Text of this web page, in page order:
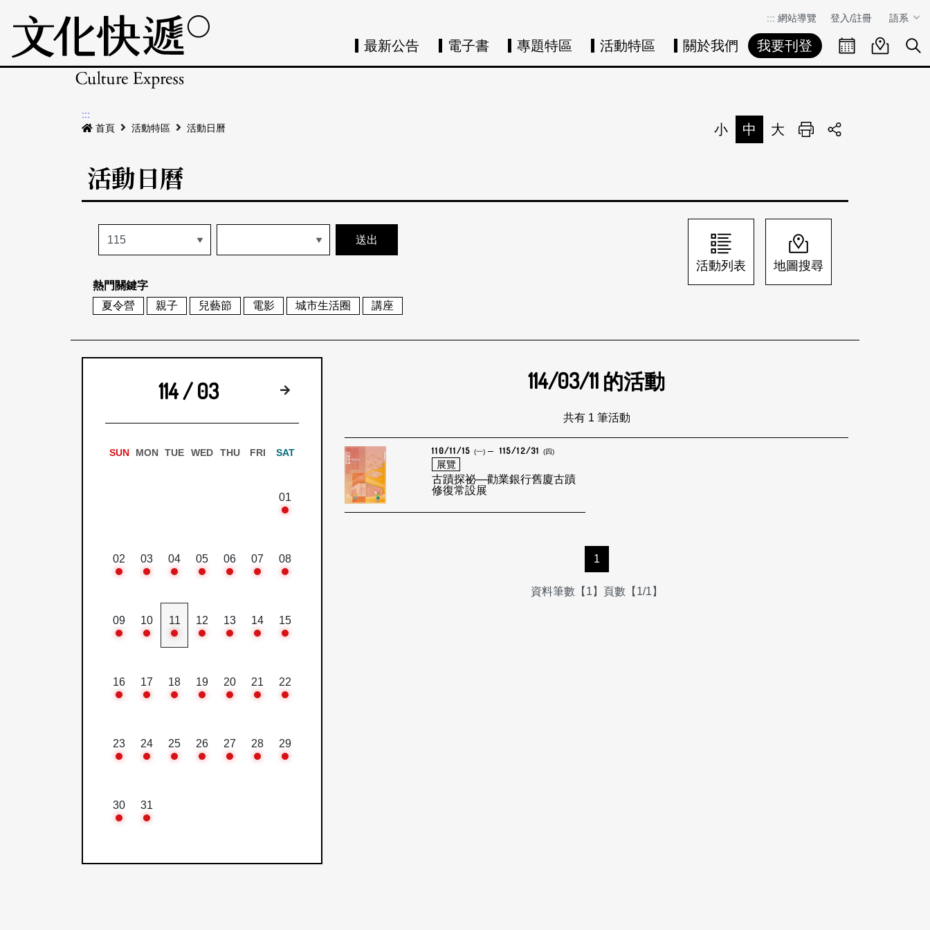
::: 網站導覽 登入/註冊 語系
最新公告 電子書 專題特區 活動特區 關於我們 我要刊登 活動日曆活動地圖展
:::
首頁
活動特區 活動日曆 小 中 大 列印
活動日曆
熱門關鍵字
夏令營
親子 兒藝節 電影 城市生活圈 講座
活動列表 地圖搜尋
114 / 03 下個月
SUN MON TUE WED THU FRI SAT
01
02 03 04 05 06 07 08
09 10 11 12 13 14 15
16 17 18 19 20 21 22
23 24 25 26 27 28 29
30 31
114/03/11 的活動
共有 1 筆活動
110/11/15 (一) 115/12/31 (四)
展覽
古蹟探祕—勸業銀行舊廈古蹟
修復常設展
1
資料筆數【1】頁數【1/1】